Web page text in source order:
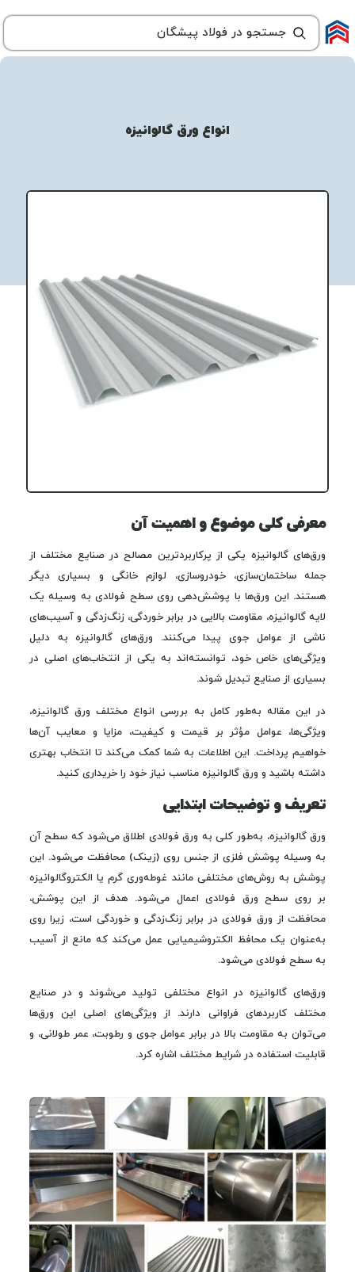
انواع ورق گالوانیزه
معرفی کلی موضوع و اهمیت آن
ورق‌های گالوانیزه یکی از پرکاربردترین مصالح در صنایع مختلف از
جمله ساختمان‌سازی، خودروسازی، لوازم خانگی و بسیاری دیگر
هستند. این ورق‌ها با پوشش‌دهی روی سطح فولادی به وسیله یک
لایه گالوانیزه، مقاومت بالایی در برابر خوردگی، زنگ‌زدگی و آسیب‌های
ناشی از عوامل جوی پیدا می‌کنند. ورق‌های گالوانیزه به دلیل
ویژگی‌های خاص خود، توانسته‌اند به یکی از انتخاب‌های اصلی در
بسیاری از صنایع تبدیل شوند.
در این مقاله به‌طور کامل به بررسی انواع مختلف ورق گالوانیزه،
ویژگی‌ها، عوامل مؤثر بر قیمت و کیفیت، مزایا و معایب آن‌ها
خواهیم پرداخت. این اطلاعات به شما کمک می‌کند تا انتخاب بهتری
داشته باشید و ورق گالوانیزه مناسب نیاز خود را خریداری کنید.
تعریف و توضیحات ابتدایی
ورق گالوانیزه، به‌طور کلی به ورق فولادی اطلاق می‌شود که سطح آن
به وسیله پوشش فلزی از جنس روی (زینک) محافظت می‌شود. این
پوشش به روش‌های مختلفی مانند غوطه‌وری گرم یا الکتروگالوانیزه
بر روی سطح ورق فولادی اعمال می‌شود. هدف از این پوشش،
محافظت از ورق فولادی در برابر زنگ‌زدگی و خوردگی است، زیرا روی
به‌عنوان یک محافظ الکتروشیمیایی عمل می‌کند که مانع از آسیب
به سطح فولادی می‌شود.
ورق‌های گالوانیزه در انواع مختلفی تولید می‌شوند و در صنایع
مختلف کاربردهای فراوانی دارند. از ویژگی‌های اصلی این ورق‌ها
می‌توان به مقاومت بالا در برابر عوامل جوی و رطوبت، عمر طولانی، و
قابلیت استفاده در شرایط مختلف اشاره کرد.